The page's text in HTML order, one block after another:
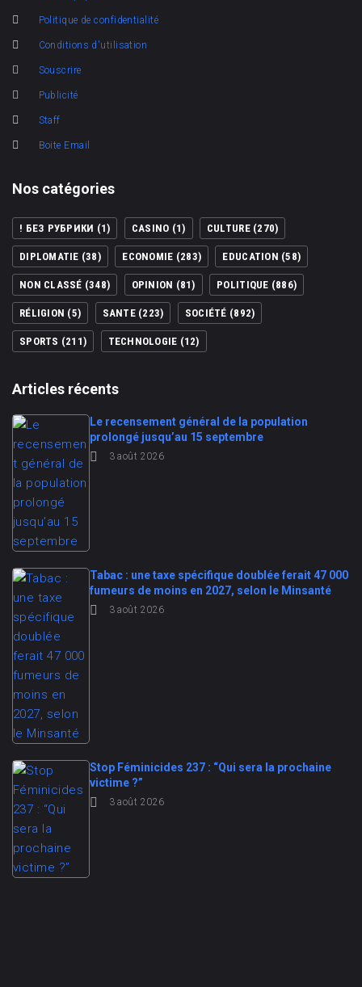
Politique de confidentialité
Conditions d'utilisation
Souscrire
Publicité
Staff
Boite Email
Nos catégories
! БЕЗ РУБРИКИ (1) CASINO (1) CULTURE(270)
DIPLOMATIE (38) ECONOMIE (283) EDUCATION (58)
NON CLASSÉ (348) OPINION (81) POLITIQUE (886)
RÉLIGION (5) SANTE(223) SOCIÉTÉ (892)
SPORTS (211) TECHNOLOGIE (12)
Articles récents
Le recensement général de la population
prolongé jusqu’au 15 septembre
3 août 2026
Tabac : une taxe spécifique doublée ferait 47 000
fumeurs de moins en 2027, selon le Minsanté
3 août 2026
Stop Féminicides 237 : “Qui sera la prochaine
victime ?”
3 août 2026